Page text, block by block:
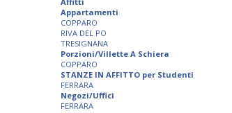
Appartamenti
COPPARO
RIVA DEL PO
TRESIGNANA
Porzioni/Villette A Schiera
COPPARO
STANZE IN AFFITTO per Studenti
FERRARA
Negozi/Uffici
FERRARA